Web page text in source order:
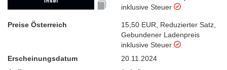
inklusive Steuer
Preise Österreich 15,50 EUR, Reduzierter Satz,
Gebundener Ladenpreis
inklusive Steuer
Erscheinungsdatum
20.11.2024